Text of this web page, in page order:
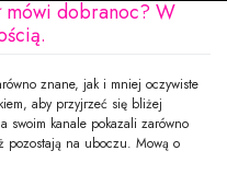
mówi dobranoc? W
znane, jak i mniej oczywiste
aby przyjrzeć się bliżej
swoim kanale pokazali zarówno
pozostają na uboczu. Mową o